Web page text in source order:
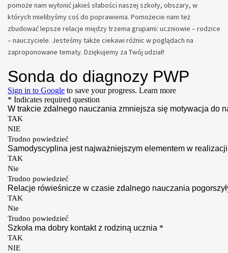
pomoże nam wyłonić jakieś słabości naszej szkoły, obszary, w
których mielibyśmy coś do poprawienia. Pomożecie nam też
zbudować lepsze relacje między trzema grupami: uczniowie – rodzice
– nauczyciele. Jesteśmy także ciekawi różnic w poglądach na
zaproponowane tematy. Dziękujemy za Twój udział!